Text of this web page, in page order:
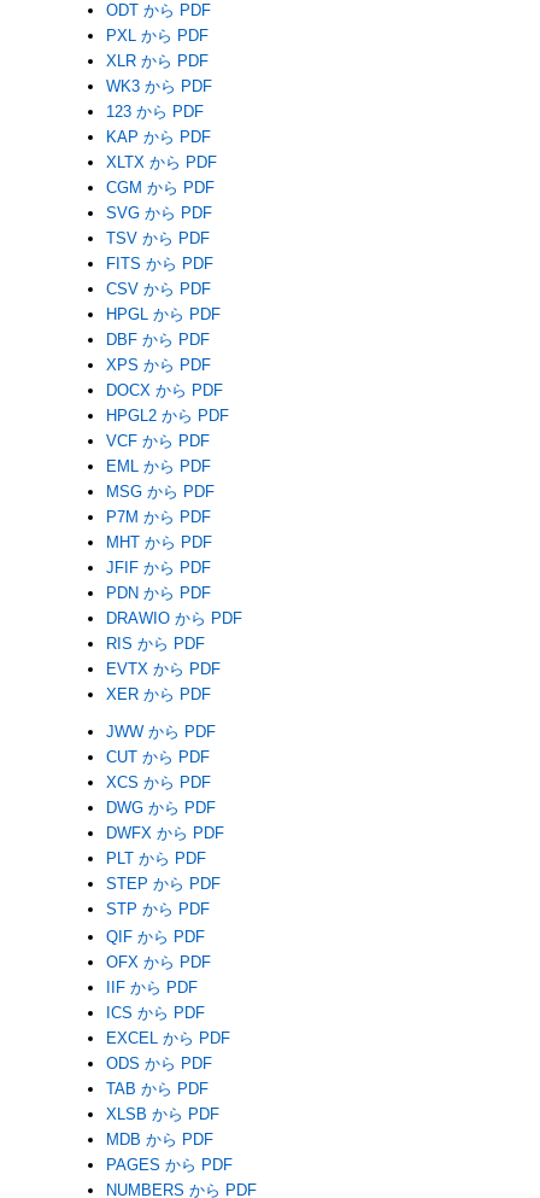
ODT から PDF
PXL から PDF
XLR から PDF
WK3 から PDF
123 から PDF
KAP から PDF
XLTX から PDF
CGM から PDF
SVG から PDF
TSV から PDF
FITS から PDF
CSV から PDF
HPGL から PDF
DBF から PDF
XPS から PDF
DOCX から PDF
HPGL2 から PDF
VCF から PDF
EML から PDF
MSG から PDF
P7M から PDF
MHT から PDF
JFIF から PDF
PDN から PDF
DRAWIO から PDF
RIS から PDF
EVTX から PDF
XER から PDF
JWW から PDF
CUT から PDF
XCS から PDF
DWG から PDF
DWFX から PDF
PLT から PDF
STEP から PDF
STP から PDF
QIF から PDF
OFX から PDF
IIF から PDF
ICS から PDF
EXCEL から PDF
ODS から PDF
TAB から PDF
XLSB から PDF
MDB から PDF
PAGES から PDF
NUMBERS から PDF